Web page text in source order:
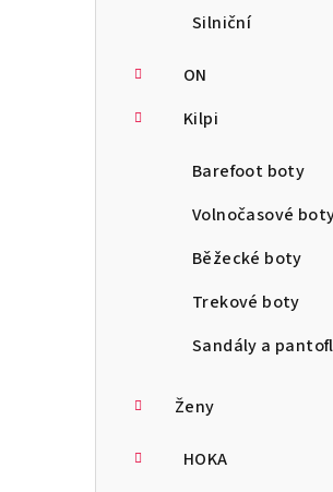
Silniční
ON
Kilpi
Barefoot boty
Volnočasové
Běžecké boty
Trekové boty
Sandály a
Ženy
HOKA